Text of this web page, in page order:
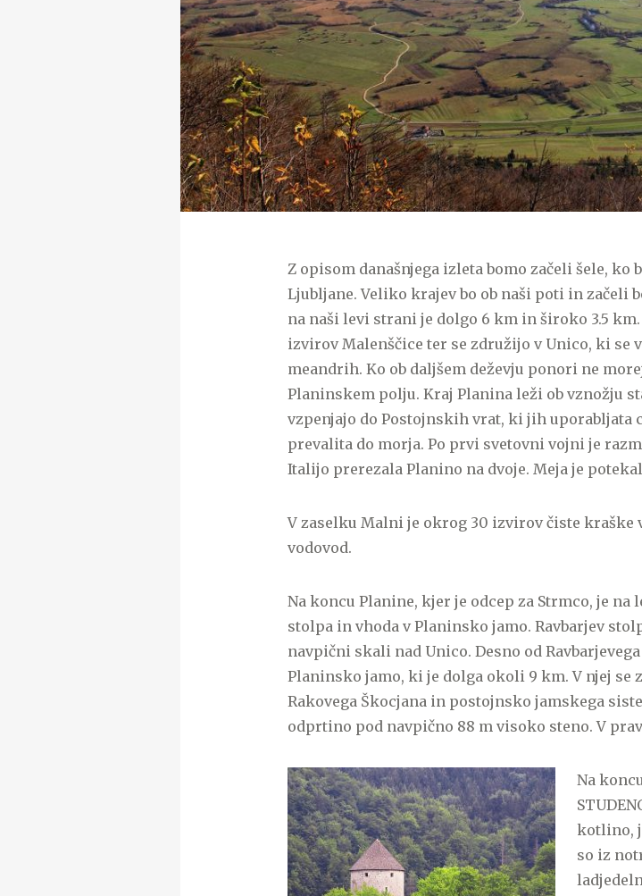
Z opisom današnjega izleta bomo začeli šele, ko
Ljubljane. Veliko krajev bo ob naši poti in začeli
na naši levi strani je dolgo 6 km in široko 3.5
izvirov Malenščice ter se združijo v Unico, ki
meandrih. Ko ob daljšem deževju ponori ne
Planinskem polju. Kraj Planina leži ob vznožju
vzpenjajo do Postojnskih vrat, ki jih uporabljata
prevalita do morja. Po prvi svetovni vojni je
Italijo prerezala Planino na dvoje. Meja je
V zaselku Malni je okrog 30 izvirov čiste kraške
vodovod.
Na koncu Planine, kjer je odcep za Strmco, je na
stolpa in vhoda v Planinsko jamo. Ravbarjev
navpični skali nad Unico. Desno od
Planinsko jamo, ki je dolga okoli 9 km. V njej se
Rakovega Škocjana in postojnsko jamskega
odprtino pod navpično 88 m visoko steno. V
Na
kotlino,
so iz